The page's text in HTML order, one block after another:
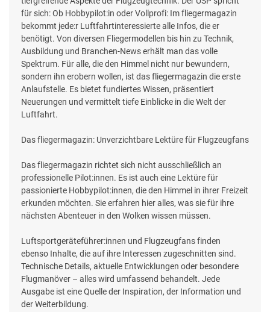
für sich: Ob Hobbypilot:in oder Vollprofi: Im fliegermagazin
bekommt jede:r Luftfahrtinteressierte alle Infos, die er
benötigt. Von diversen Fliegermodellen bis hin zu Technik,
Ausbildung und Branchen-News erhält man das volle
Spektrum. Für alle, die den Himmel nicht nur bewundern,
sondern ihn erobern wollen, ist das fliegermagazin die erste
Anlaufstelle. Es bietet fundiertes Wissen, präsentiert
Neuerungen und vermittelt tiefe Einblicke in die Welt der
Luftfahrt.
Das fliegermagazin: Unverzichtbare Lektüre für Flugzeugfans
Das fliegermagazin richtet sich nicht ausschließlich an
professionelle Pilot:innen. Es ist auch eine Lektüre für
passionierte Hobbypilot:innen, die den Himmel in ihrer Freizeit
erkunden möchten. Sie erfahren hier alles, was sie für ihre
nächsten Abenteuer in den Wolken wissen müssen.
Luftsportgeräteführer:innen und Flugzeugfans finden
ebenso Inhalte, die auf ihre Interessen zugeschnitten sind.
Technische Details, aktuelle Entwicklungen oder besondere
Flugmanöver – alles wird umfassend behandelt. Jede
Ausgabe ist eine Quelle der Inspiration, der Information und
der Weiterbildung.